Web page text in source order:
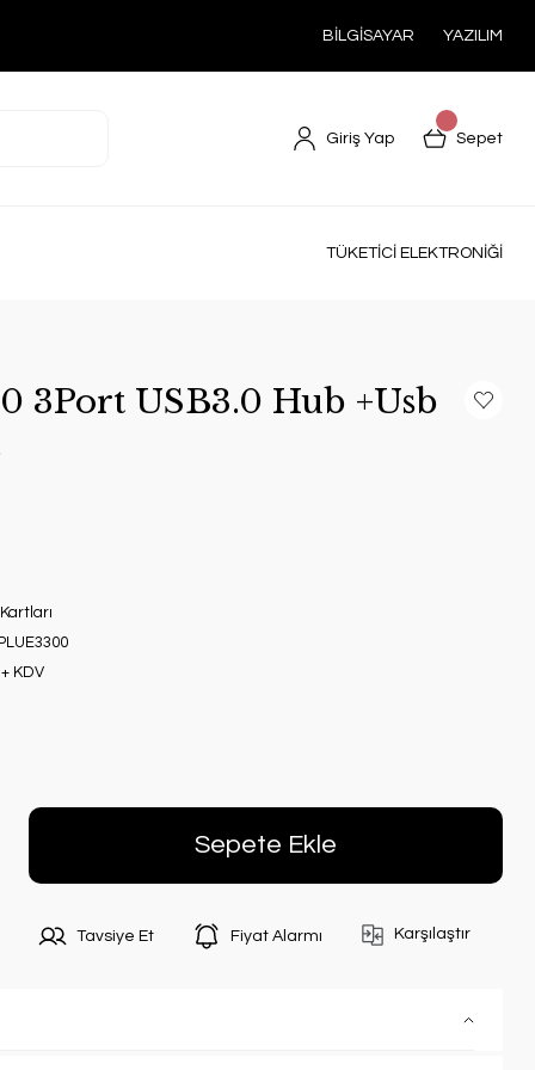
BİLGİSAYAR YAZILIM
Giriş Yap Sepet
TÜKETİCİ ELEKTRONİĞİ
3Port USB3.0 Hub +Usb
KDV
Sepete Ekle
Tavsiye Et Fiyat Alarmı Karşılaştır